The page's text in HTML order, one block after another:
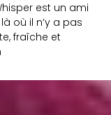
est un ami
où il n’y a pas
fraîche et